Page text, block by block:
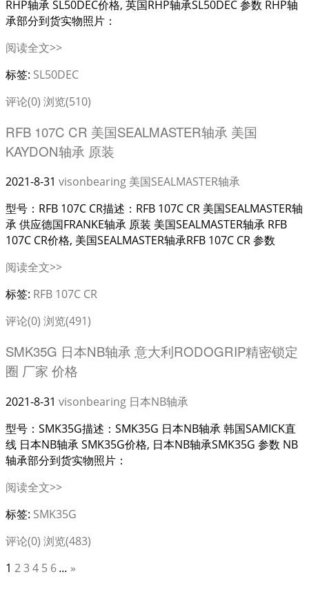
RHP轴承 SL50DEC价格, 英国RHP轴承SL50DEC 参数 RHP轴
承部分到货实物照片：
阅读全文>>
标签: SL50DEC
评论(0) 浏览(510)
RFB 107C CR 美国SEALMASTER轴承 美国
KAYDON轴承 原装
2021-8-31 visonbearing 美国SEALMASTER轴承
型号：RFB 107C CR描述：RFB 107C CR 美国SEALMASTER轴
承 供应德国FRANKE轴承 原装 美国SEALMASTER轴承 RFB
107C CR价格, 美国SEALMASTER轴承RFB 107C CR 参数
阅读全文>>
标签: RFB 107C CR
评论(0) 浏览(491)
SMK35G 日本NB轴承 意大利RODOGRIP精密锁定
圈 厂家 价格
2021-8-31 visonbearing 日本NB轴承
型号：SMK35G描述：SMK35G 日本NB轴承 韩国SAMICK直
线 日本NB轴承 SMK35G价格, 日本NB轴承SMK35G 参数 NB
轴承部分到货实物照片：
阅读全文>>
标签: SMK35G
评论(0) 浏览(483)
1 234 5 6... »